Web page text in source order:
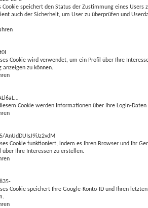
Cookie speichert den Status der Zustimmung eines Users
auch der Sicherheit, um User zu überprüfen und
Cookie wird verwendet, um ein Profil über Ihre
zu können.
Cookie werden Informationen über Ihre Login-
AnUdDUIsJ9iJz2vdM
Cookie funktioniert, indem es Ihren Browser und Ihr
Ihre Interessen zu erstellen.
Cookie speichert Ihre Google-Konto-ID und Ihren